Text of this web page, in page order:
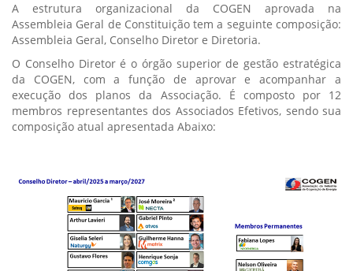
A estrutura organizacional da COGEN aprovada na
Assembleia Geral de Constituição tem a seguinte composição:
Assembleia Geral, Conselho Diretor e Diretoria.
O Conselho Diretor é o órgão superior de gestão estratégica
da COGEN, com a função de aprovar e acompanhar a
execução dos planos da Associação. É composto por 12
membros representantes dos Associados Efetivos, sendo sua
composição atual apresentada Abaixo: